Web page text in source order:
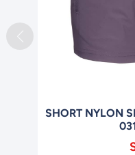
SHORT NYLON